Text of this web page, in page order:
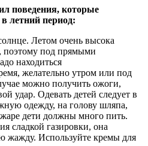
поведения, которые
летний период:
Летом очень высока
поэтому под прямыми
находиться
желательно утром или под
можно получить ожоги,
удар. Одевать детей следует в
одежду, на голову шляпа,
дети должны много пить.
сладкой газировки, она
жажду. Используйте кремы для